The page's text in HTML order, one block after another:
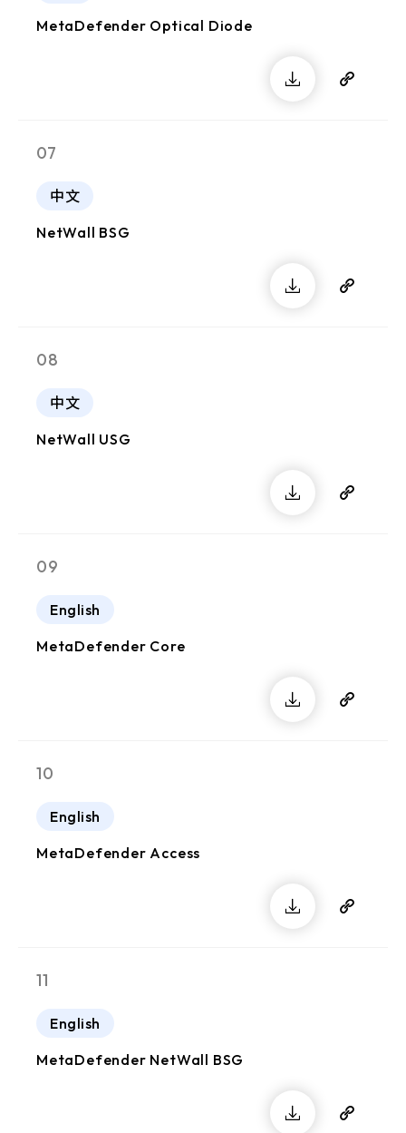
MetaDefender Optical Diode
07
中文
NetWall BSG
08
中文
NetWall USG
09
English
MetaDefender Core
10
English
MetaDefender Access
11
English
MetaDefender NetWall BSG